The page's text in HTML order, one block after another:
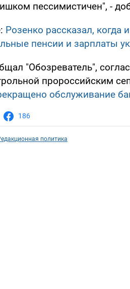
пессимистичен", -
Розенко рассказал, когда
пенсии и зарплаты
"Обозреватель",
пророссийским
обслуживание
186
политика